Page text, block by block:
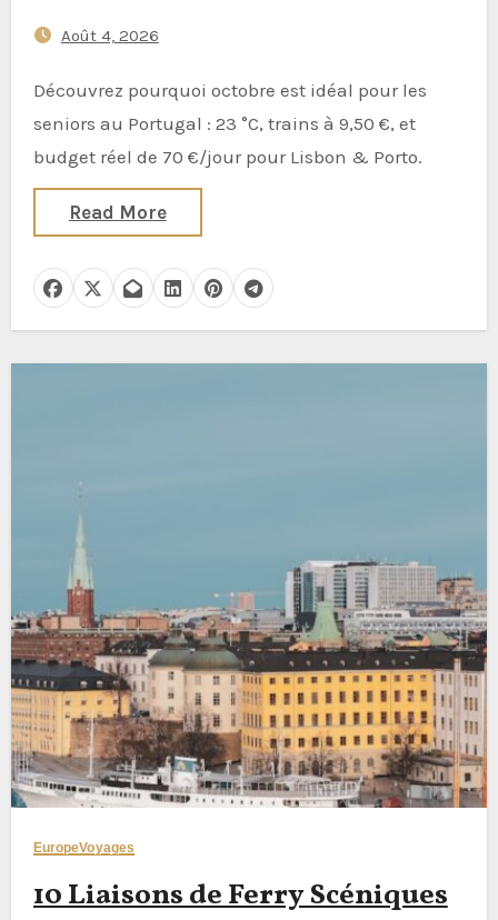
Douce météo à 23 °C, tarifs
ferroviaires hors saison et
budget quotidien réaliste pour
Lisbon et Porto
Août 4, 2026
Découvrez pourquoi octobre est idéal pour les
seniors au Portugal : 23 °C, trains à 9,50 €, et
budget réel de 70 €/jour pour Lisbon & Porto.
Read More
EuropeVoyages
10 Liaisons de Ferry Scéniques